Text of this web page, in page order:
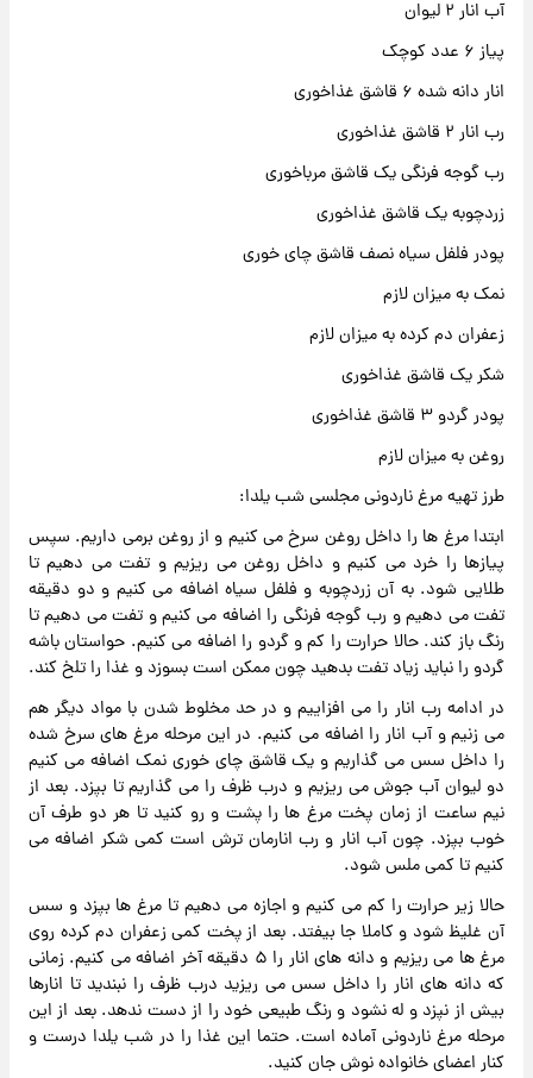
آب انار ۲ لیوان
پیاز ۶ عدد کوچک
انار دانه شده ۶ قاشق غذاخوری
رب انار ۲ قاشق غذاخوری
رب گوجه فرنگی یک قاشق مرباخوری
زردچوبه یک قاشق غذاخوری
پودر فلفل سیاه نصف قاشق چای خوری
نمک به میزان لازم
زعفران دم کرده به میزان لازم
شکر یک قاشق غذاخوری
پودر گردو ۳ قاشق غذاخوری
روغن به میزان لازم
طرز تهیه مرغ ناردونی مجلسی شب یلدا:
ابتدا مرغ ها را داخل روغن سرخ می کنیم و از روغن برمی داریم. سپس
پیازها را خرد می کنیم و داخل روغن می ریزیم و تفت می دهیم تا
طلایی شود. به آن زردچوبه و فلفل سیاه اضافه می کنیم و دو دقیقه
تفت می دهیم و رب گوجه فرنگی را اضافه می کنیم و تفت می دهیم تا
رنگ باز کند. حالا حرارت را کم و گردو را اضافه می کنیم. حواستان باشه
گردو را نباید زیاد تفت بدهید چون ممکن است بسوزد و غذا را تلخ کند.
در ادامه رب انار را می افزاییم و در حد مخلوط شدن با مواد دیگر هم
می زنیم و آب انار را اضافه می کنیم. در این مرحله مرغ های سرخ شده
را داخل سس می گذاریم و یک قاشق چای خوری نمک اضافه می کنیم
دو لیوان آب جوش می ریزیم و درب ظرف را می گذاریم تا بپزد. بعد از
نیم ساعت از زمان پخت مرغ ها را پشت و رو کنید تا هر دو طرف آن
خوب بپزد. چون آب انار و رب انارمان ترش است کمی شکر اضافه می
کنیم تا کمی ملس شود.
حالا زیر حرارت را کم می کنیم و اجازه می دهیم تا مرغ ها بپزد و سس
آن غلیظ شود و کاملا جا بیفتد. بعد از پخت کمی زعفران دم کرده روی
مرغ ها می ریزیم و دانه های انار را ۵ دقیقه آخر اضافه می کنیم. زمانی
که دانه های انار را داخل سس می ریزید درب ظرف را نبندید تا انارها
بیش از نپزد و له نشود و رنگ طبیعی خود را از دست ندهد. بعد از این
مرحله مرغ ناردونی آماده است. حتما این غذا را در شب یلدا درست و
کنار اعضای خانواده نوش جان کنید.